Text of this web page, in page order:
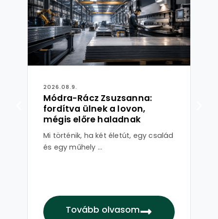
2026.08.9.
Módra-Rácz Zsuzsanna:
fordítva ülnek a lovon,
mégis előre haladnak
Mi történik, ha két életút, egy család
és egy műhely ...
Tovább olvasom